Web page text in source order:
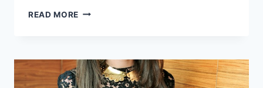
READ MORE MARILYN
STERN